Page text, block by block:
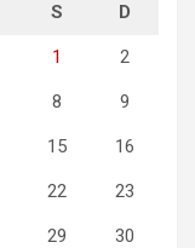
S D
1 2
8 9
15 16
22 23
29 30